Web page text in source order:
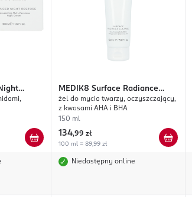
MEDIK8 Surface Radiance
Cleanse
żel do mycia twarzy, oczyszczający,
z kwasami AHA i BHA
150 ml
134,99 zł
100 ml = 89,99 zł
Niedostępny online